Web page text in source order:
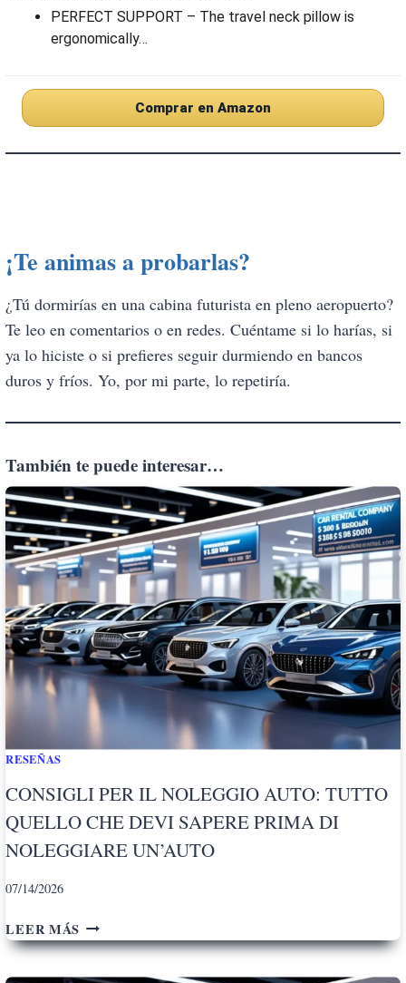
PERFECT SUPPORT – The travel neck pillow is
ergonomically…
Comprar en Amazon
¡Te animas a probarlas?
¿Tú dormirías en una cabina futurista en pleno aeropuerto?
Te leo en comentarios o en redes. Cuéntame si lo harías, si
ya lo hiciste o si prefieres seguir durmiendo en bancos
duros y fríos. Yo, por mi parte, lo repetiría.
También te puede interesar…
RESEÑAS
CONSIGLI PER IL NOLEGGIO AUTO: TUTTO
QUELLO CHE DEVI SAPERE PRIMA DI
NOLEGGIARE UN’AUTO
07/14/2026
LEER MÁS C
O